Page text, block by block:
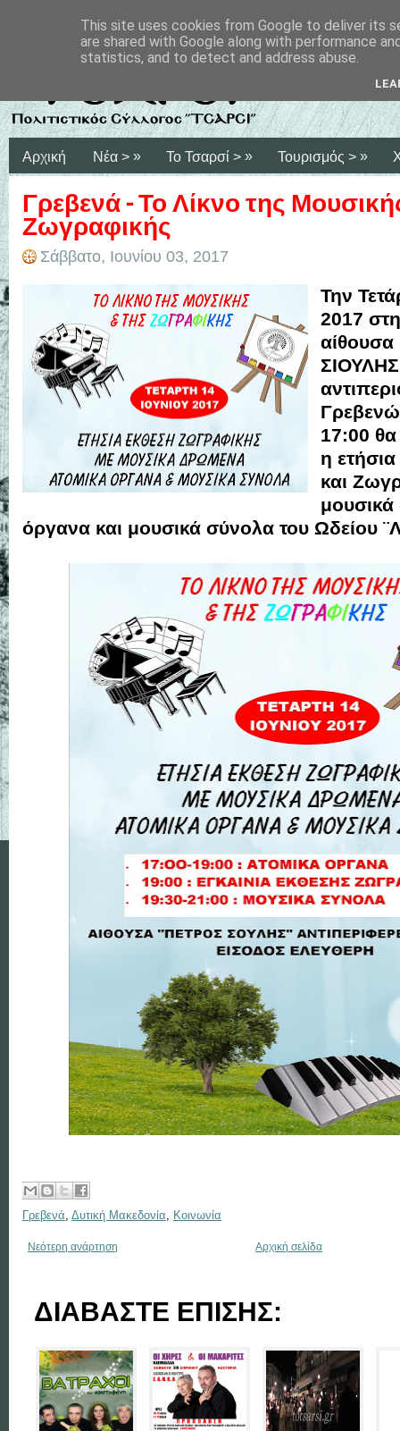
Αρχική Νέα > » Το Τσαρσί > » Τουρισμός > »
Γρεβενά - Το Λίκνο της
Ζωγραφικής
Σάββατο, Ιουνίου 03, 2017
Την
2017
17:00 θα
η
και
όργανα και μουσικά σύνολα του Ωδείου
Γρεβενά, Δυτική Μακεδονία, Κοινωνία
Νεότερη ανάρτηση Αρχική σελίδα
ΔΙΑΒΑΣΤΕ ΕΠΙΣΗΣ:
This site uses cookies from Google to deliver its
are shared with Google along with performance
statistics, and to detect and address abuse.